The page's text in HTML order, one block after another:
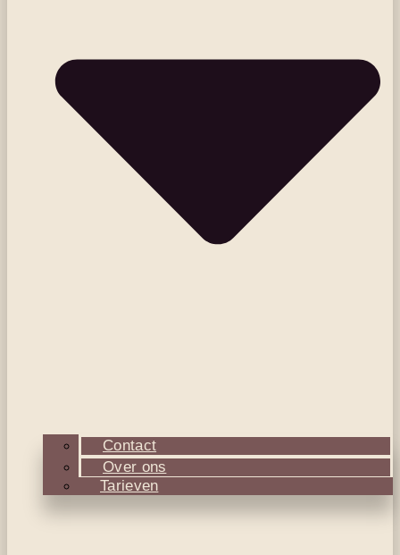
Contact
Over ons
Tarieven